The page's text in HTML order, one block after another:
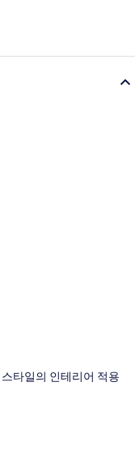
타일의 인테리어 적용